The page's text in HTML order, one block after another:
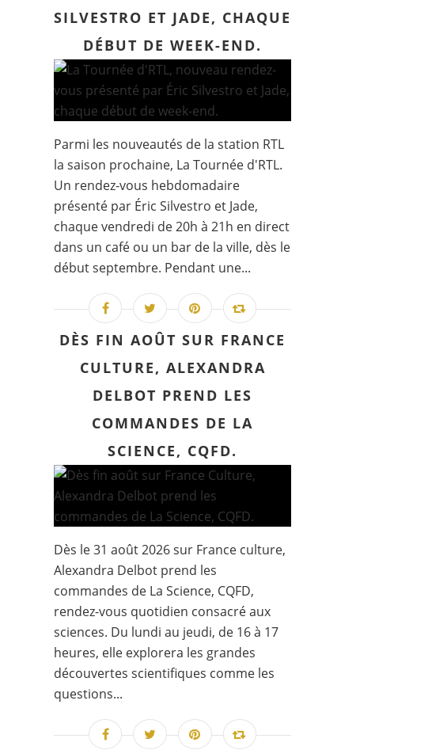
SILVESTRO ET JADE, CHAQUE
DÉBUT DE WEEK-END.
Parmi les nouveautés de la station RTL
la saison prochaine, La Tournée d'RTL.
Un rendez-vous hebdomadaire
présenté par Éric Silvestro et Jade,
chaque vendredi de 20h à 21h en direct
dans un café ou un bar de la ville, dès le
début septembre. Pendant une...
DÈS FIN AOÛT SUR FRANCE
CULTURE, ALEXANDRA
DELBOT PREND LES
COMMANDES DE LA
SCIENCE, CQFD.
Dès le 31 août 2026 sur France culture,
Alexandra Delbot prend les
commandes de La Science, CQFD,
rendez-vous quotidien consacré aux
sciences. Du lundi au jeudi, de 16 à 17
heures, elle explorera les grandes
découvertes scientifiques comme les
questions...